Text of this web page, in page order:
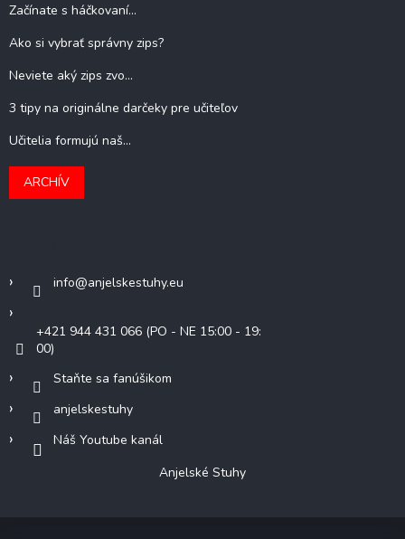
Začínate s háčkovaní...
Ako si vybrať správny zips?
Neviete aký zips zvo...
3 tipy na originálne darčeky pre učiteľov
Učitelia formujú naš...
ARCHÍV
info@anjelskestuhy.eu
+421 944 431 066 (PO - NE 15:00 - 19:
00)
Staňte sa fanúšikom
anjelskestuhy
Náš Youtube kanál
Anjelské Stuhy